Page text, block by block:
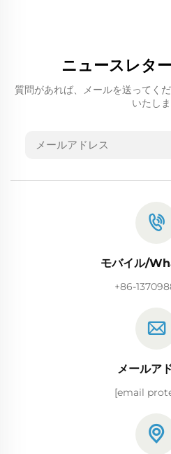
ニュースレタ
質問があれば、メールを送ってく
いたし
モバイル/
+86-
メールア
[email